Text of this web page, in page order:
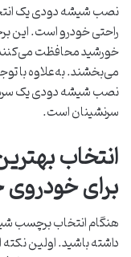
نصب شیشه دودی یک
راحتی خودرو است. این
خورشید محافظت می‌کنند
می‌بخشند. به‌علاوه با
نصب شیشه دودی یک
سرنشینان است.
انتخاب
برای
هنگام انتخاب برچسب
داشته باشید. اولین